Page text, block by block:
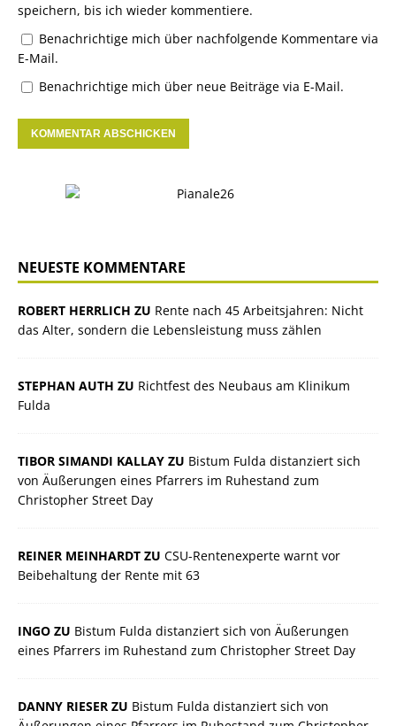
speichern, bis ich wieder kommentiere.
Benachrichtige mich über nachfolgende Kommentare via
E-Mail.
Benachrichtige mich über neue Beiträge via E-Mail.
NEUESTE KOMMENTARE
ROBERT HERRLICH ZU Rente nach 45 Arbeitsjahren: Nicht
das Alter, sondern die Lebensleistung muss zählen
STEPHAN AUTH ZU Richtfest des Neubaus am Klinikum
Fulda
TIBOR SIMANDI KALLAY ZU Bistum Fulda distanziert sich
von Äußerungen eines Pfarrers im Ruhestand zum
Christopher Street Day
REINER MEINHARDT ZU CSU-Rentenexperte warnt vor
Beibehaltung der Rente mit 63
INGO ZU Bistum Fulda distanziert sich von Äußerungen
eines Pfarrers im Ruhestand zum Christopher Street Day
DANNY RIESER ZU Bistum Fulda distanziert sich von